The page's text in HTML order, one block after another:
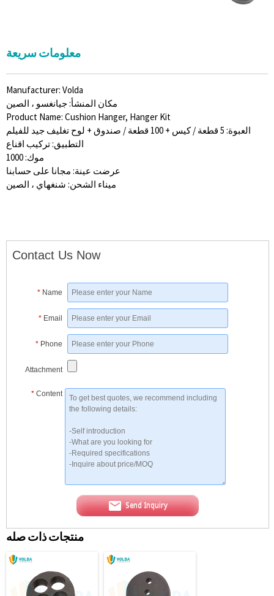
معلومات سريعة
Manufacturer: Volda
مكان المنشأ: جيانغسو ، الصين
Product Name: Cushion Hanger, Hanger Kit
العبوة: 5 قطعة / كيس + 100 قطعة / صندوق + لوح تغليف جيد للفيلم
التطبيق: تركيب اقناع
موك: 1000
عرضت عينة: مجانا على حسابنا
ميناء الشحن: شنغهاي ، الصين
Contact Us Now
* Name
* Email
* Phone
Attachment
* Content
Send Inquiry
منتجات ذات صله